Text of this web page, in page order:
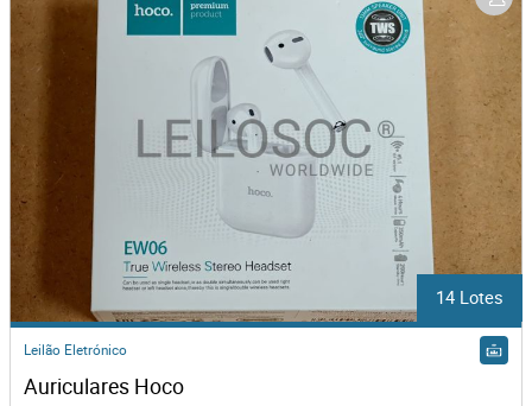
14 Lotes
Leilão Eletrónico
Auriculares Hoco